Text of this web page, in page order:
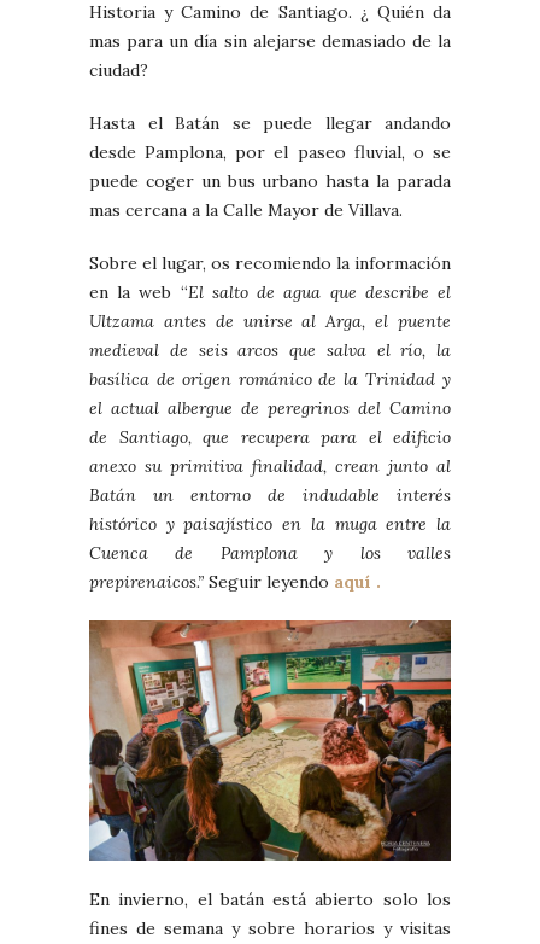
Historia y Camino de Santiago. ¿ Quién da
mas para un día sin alejarse demasiado de la
ciudad?
Hasta el Batán se puede llegar andando
desde Pamplona, por el paseo fluvial, o se
puede coger un bus urbano hasta la parada
mas cercana a la Calle Mayor de Villava.
Sobre el lugar, os recomiendo la información
en la web “El salto de agua que describe el
Ultzama antes de unirse al Arga, el puente
medieval de seis arcos que salva el río, la
basílica de origen románico de la Trinidad y
el actual albergue de peregrinos del Camino
de Santiago, que recupera para el edificio
anexo su primitiva finalidad, crean junto al
Batán un entorno de indudable interés
histórico y paisajístico en la muga entre la
Cuenca de Pamplona y los valles
prepirenaicos.” Seguir leyendo aquí .
En invierno, el batán está abierto solo los
fines de semana y sobre horarios y visitas